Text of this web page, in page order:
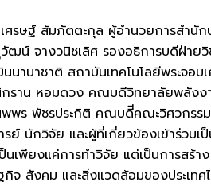
ศรษฐ์ สัมภัตตะกุล ผู้อำนวยการสำนัก
วัฒน์ จางวนิชเลิศ รองอธิการบดีฝ่า
นานาชาติ สถาบันเทคโนโลยีพระจอม
กราน หอมดวง คณบดีวิทยาลัยพลังง
พพร พัชรประกิติ คณบดีีคณะวิศวกรร
ย์ นักวิจัย และผู้ที่เกี่ยวข้องเข้าร่วมเ
ป็นเพียงแค่การทำวิจัย แต่เป็นการ
จ สังคม และสิ่งแวดล้อมของประเทศไ